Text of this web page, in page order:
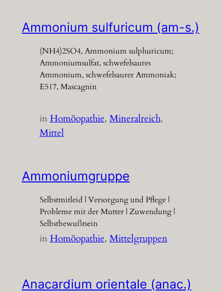
Ammonium sulfuricum (am-s.)
(NH4)2SO4, Ammonium sulphuricum;
Ammoniumsulfat, schwefelsaures
Ammonium, schwefelsaurer Ammoniak;
E517, Mascagnin
inHomöopathie, Mineralreich
Mittel
Ammoniumgruppe
Selbstmitleid | Versorgung und Pflege |
Probleme mit der Mutter | Zuwendung |
Selbstbewußtsein
inHomöopathie, Mittelgruppen
Anacardium orientale (anac.)